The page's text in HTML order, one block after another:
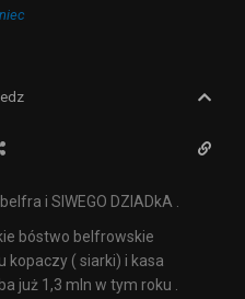
i SIWEGO DZIADkA .
bóstwo belfrowskie
kopaczy ( siarki) i kasa
już 1,3 mln w tym roku .